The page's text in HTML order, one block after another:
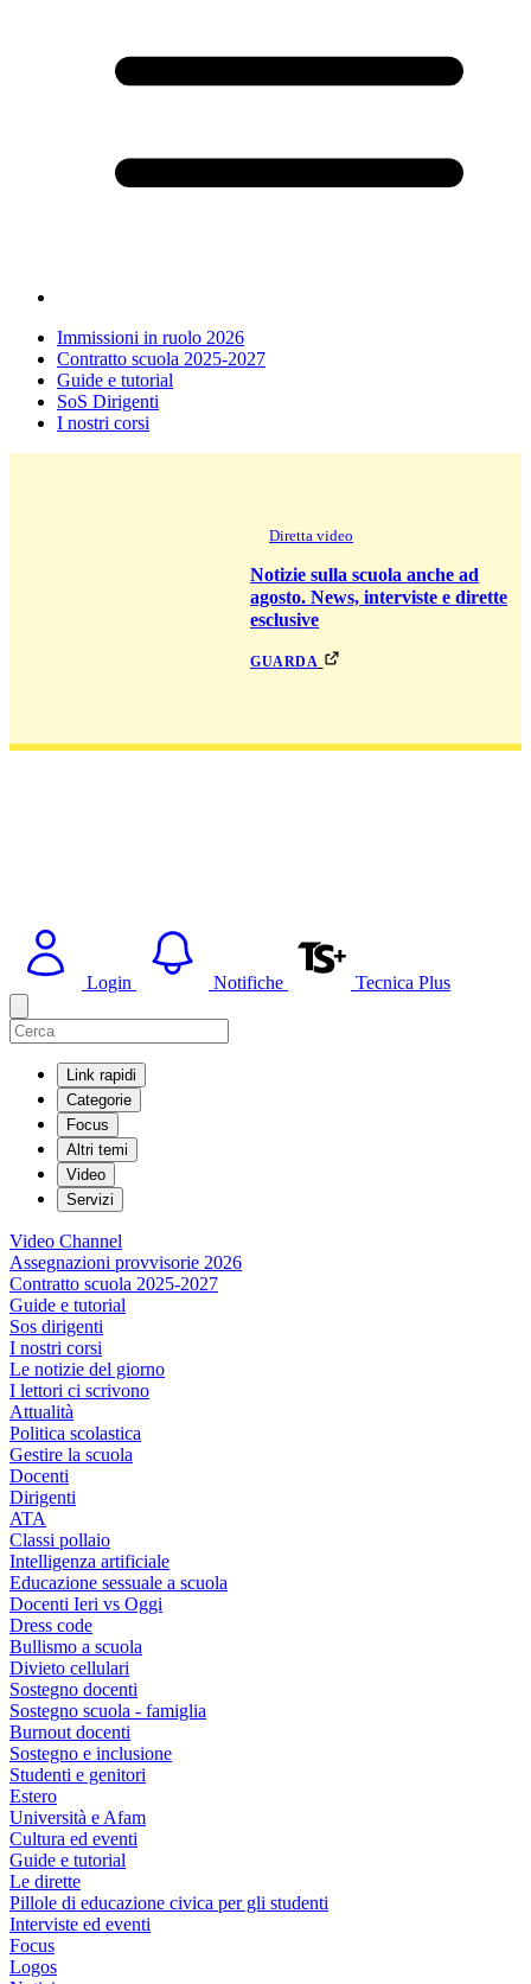
Immissioni in ruolo 2026
Contratto scuola 2025-2027
Guide e tutorial
SoS Dirigenti
I nostri corsi
Diretta video
Notizie sulla scuola anche ad
agosto. News, interviste e dirette
esclusive
guarda
Login Notifiche Tecnica Plus
Link rapidi
Categorie
Focus
Altri temi
Video
Servizi
Video Channel
Assegnazioni provvisorie 2026
Contratto scuola 2025-2027
Guide e tutorial
Sos dirigenti
I nostri corsi
Le notizie del giorno
I lettori ci scrivono
Attualità
Politica scolastica
Gestire la scuola
Docenti
Dirigenti
ATA
Classi pollaio
Intelligenza artificiale
Educazione sessuale a scuola
Docenti Ieri vs Oggi
Dress code
Bullismo a scuola
Divieto cellulari
Sostegno docenti
Sostegno scuola - famiglia
Burnout docenti
Sostegno e inclusione
Studenti e genitori
Estero
Università e Afam
Cultura ed eventi
Guide e tutorial
Le dirette
Pillole di educazione civica per gli studenti
Interviste ed eventi
Focus
Logos